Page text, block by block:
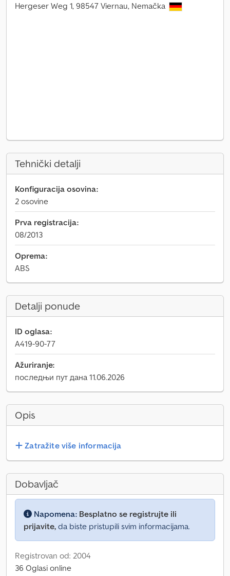
Hergeser Weg 1, 98547 Viernau, Nemačka
Tehnički detalji
Konfiguracija osovina:
2 osovine
Prva registracija:
08/2013
Oprema:
ABS
Detalji ponude
ID oglasa:
A419-90-77
Ažuriranje:
последњи пут дана 11.06.2026
Opis
Zatražite više informacija
Dobavljač
Napomena: Besplatno se registrujte ili
prijavite, da biste pristupili svim informacijama.
Registrovan od: 2004
36 Oglasi online